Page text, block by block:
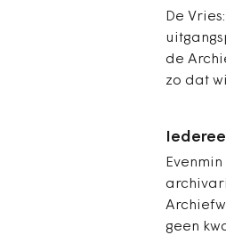
De
de
zo dat
geen